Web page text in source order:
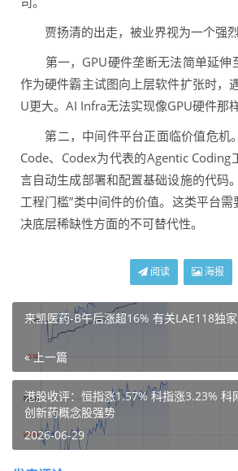
贾扬清的出走，被业界视为一个强烈
第一，GPU硬件垄断无法简单延伸
作为硬件霸主试图向上层软件扩张时，
U更大。AI Infra无法实现像GPU硬件那
第二，中间件平台正面临价值危机
Code、Codex为代表的Agentic Coding
言自动生成部署和配置基础设施的代码
工程门槛”类中间件的价值。这类平台
决底层稀缺性方面的不可替代性。
阅读 海报
来凯医药-B午后涨超16% 有关LAE118独
« 上一篇
港股收评：恒指涨1.57% 科指涨3.23% 科
创新药概念股强势
2026-06-29